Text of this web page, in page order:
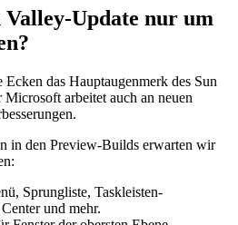
Valley-Update nur um
Ecken das Hauptaugenmerk des Sun
arbeitet auch an neuen
in den Preview-Builds erwarten wir
Sprungliste, Taskleisten-
und mehr.